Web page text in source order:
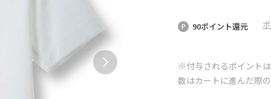
90ポイント還元
※付与されるポイント
数はカートに進んだ際